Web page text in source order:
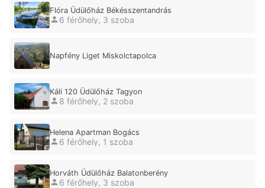
Flóra Üdülőház Békésszentandrás
6 férőhely, 3 szoba
Napfény Liget Miskolctapolca
Káli 120 Üdülőház Tagyon
8 férőhely, 2 szoba
Helena Apartman Bogács
6 férőhely, 1 szoba
Horváth Üdülőház Balatonberény
6 férőhely, 3 szoba